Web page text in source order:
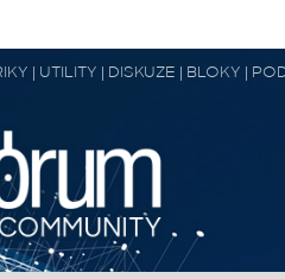
| UTILITY | DISKUZE | BLOKY |